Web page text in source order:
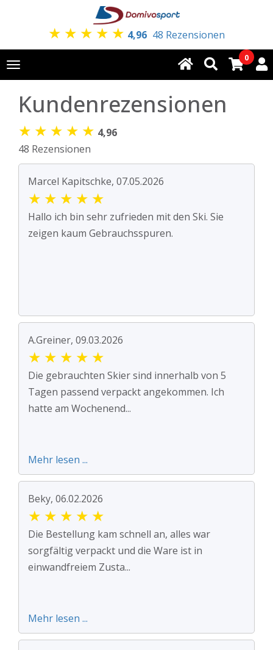
★ ★ ★ ★ ★ 4,96 48 Rezensionen
Toggle
navigation
0
Kundenrezensionen
★ ★ ★ ★ ★ 4,96
48 Rezensionen
Marcel Kapitschke, 07.05.2026
★ ★ ★ ★ ★
Hallo ich bin sehr zufrieden mit den Ski. Sie
zeigen kaum Gebrauchsspuren.
A.Greiner, 09.03.2026
★ ★ ★ ★ ★
Die gebrauchten Skier sind innerhalb von 5
Tagen passend verpackt angekommen. Ich
hatte am Wochenend...
Mehr lesen ...
Beky, 06.02.2026
★ ★ ★ ★ ★
Die Bestellung kam schnell an, alles war
sorgfältig verpackt und die Ware ist in
einwandfreiem Zusta...
Mehr lesen ...